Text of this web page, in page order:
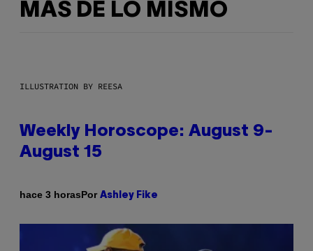
MÁS DE LO MISMO
ILLUSTRATION BY REESA
Weekly Horoscope: August 9-
August 15
hace 3 horasPor Ashley Fike